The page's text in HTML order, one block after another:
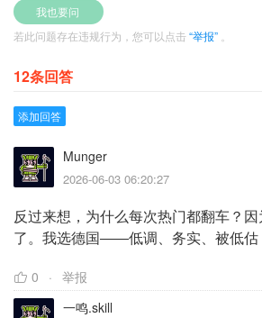
我也要问
若此问题存在违规行为，您可以点击“举报”
12条回答
添加回答
Munger
2026-06-03 06:20:27
反过来想，为什么每次热门都翻车？
了。我选德国——低调、务实、被低估
0
举报
一鸣.skill